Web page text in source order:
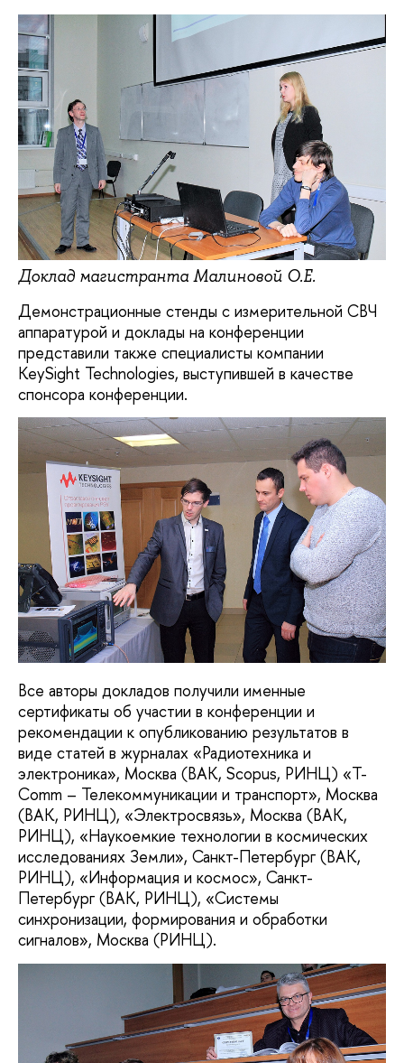
Доклад магистранта Малиновой О.Е.
Демонстрационные стенды с измерительной СВЧ
аппаратурой и доклады на конференции
представили также специалисты компании
KeySight Technologies, выступившей в качестве
спонсора конференции.
Все авторы докладов получили именные
сертификаты об участии в конференции и
рекомендации к опубликованию результатов в
виде статей в журналах «Радиотехника и
электроника», Москва (ВАК, Scopus, РИНЦ) «T-
Comm – Телекоммуникации и транспорт», Москва
(ВАК, РИНЦ), «Электросвязь», Москва (ВАК,
РИНЦ), «Наукоемкие технологии в космических
исследованиях Земли», Санкт-Петербург (ВАК,
РИНЦ), «Информация и космос», Санкт-
Петербург (ВАК, РИНЦ), «Системы
синхронизации, формирования и обработки
сигналов», Москва (РИНЦ).